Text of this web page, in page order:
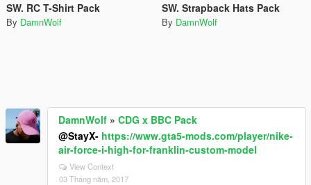
SW. RC T-Shirt Pack
By DamnWolf
SW. Strapback Hats Pack
By DamnWolf
DamnWolf » CDG x BBC Pack
@StayX- https://www.gta5-mods.com/player/nike-
air-force-i-high-for-franklin-custom-model
View Context
03 Tháng năm, 2017